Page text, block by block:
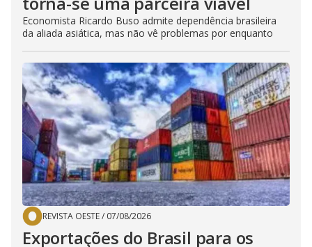
Economista Ricardo Buso admite dependência brasileira
da aliada asiática, mas não vê problemas por enquanto
REVISTA OESTE/ 07/08/2026
Exportações do Brasil para os